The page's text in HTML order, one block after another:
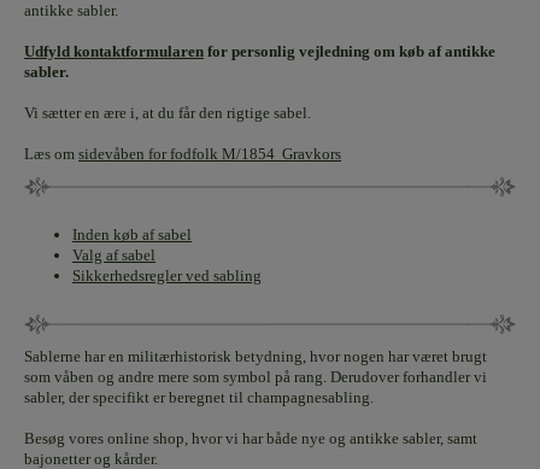
antikke sabler.
Udfyld kontaktformularen for personlig vejledning om køb af antikke
sabler.
Vi sætter en ære i, at du får den rigtige sabel.
Læs om sidevåben for fodfolk M/1854 Gravkors
Inden køb af sabel
Valg af sabel
Sikkerhedsregler ved sabling
Sablerne har en militærhistorisk betydning, hvor nogen har været brugt
som våben og andre mere som symbol på rang. Derudover forhandler vi
sabler, der specifikt er beregnet til champagnesabling.
Besøg vores online shop, hvor vi har både nye og antikke sabler, samt
bajonetter og kårder.